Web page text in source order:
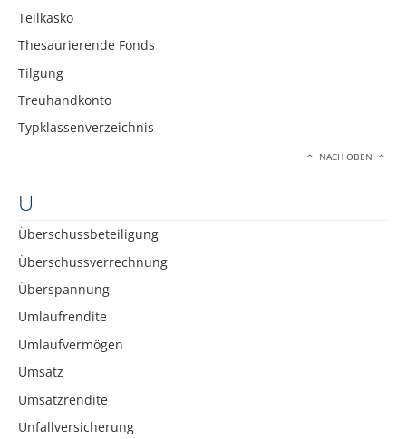
Teilkasko
Thesaurierende Fonds
Tilgung
Treuhandkonto
Typklassenverzeichnis
NACH OBEN
U
Überschussbeteiligung
Überschussverrechnung
Überspannung
Umlaufrendite
Umlaufvermögen
Umsatz
Umsatzrendite
Unfallversicherung